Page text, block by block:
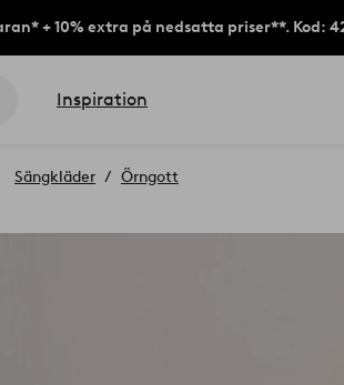
+ 10% extra på nedsatta priser**. Kod:
Inspiration
Sängkläder Örngott